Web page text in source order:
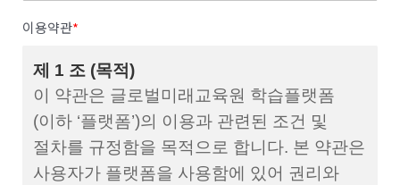
이용약관*
제 1 조 (목적)
이 약관은 글로벌미래교육원 학습플랫폼
(이하 ‘플랫폼’)의 이용과 관련된 조건 및
절차를 규정함을 목적으로 합니다. 본 약관은
사용자가 플랫폼을 사용함에 있어 권리와